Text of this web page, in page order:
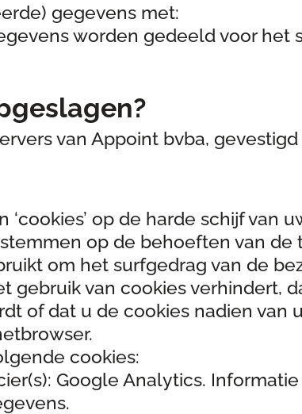
gegevens met:
worden gedeeld voor
van Appoint bvba,
op de harde schijf van
op de behoeften van de
om het surfgedrag van de
gebruik van cookies verhindert,
of dat u de cookies nadien van
cookies:
Google Analytics.